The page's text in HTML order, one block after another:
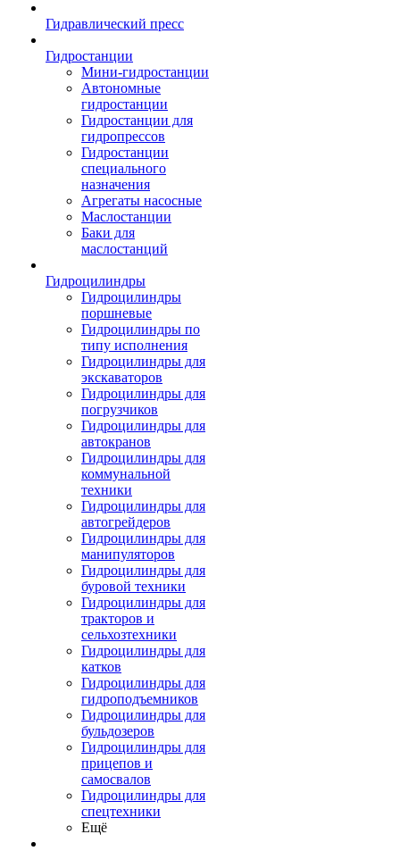
Гидравлический пресс
Гидростанции
Мини-гидростанции
Автономные
гидростанции
Гидростанции для
гидропрессов
Гидростанции
специального
назначения
Агрегаты насосные
Маслостанции
Баки для
маслостанций
Гидроцилиндры
Гидроцилиндры
поршневые
Гидроцилиндры по
типу исполнения
Гидроцилиндры для
экскаваторов
Гидроцилиндры для
погрузчиков
Гидроцилиндры для
автокранов
Гидроцилиндры для
коммунальной
техники
Гидроцилиндры для
автогрейдеров
Гидроцилиндры для
манипуляторов
Гидроцилиндры для
буровой техники
Гидроцилиндры для
тракторов и
сельхозтехники
Гидроцилиндры для
катков
Гидроцилиндры для
гидроподъемников
Гидроцилиндры для
бульдозеров
Гидроцилиндры для
прицепов и
самосвалов
Гидроцилиндры для
спецтехники
Ещё